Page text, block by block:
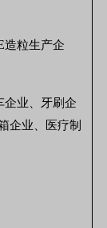
造粒生产企
企业、牙刷企
企业、医疗制